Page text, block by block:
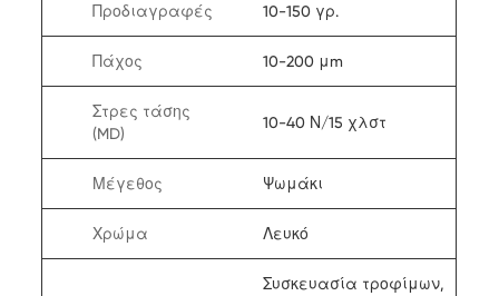
Προδιαγραφές 10-150 γρ.
Πάχος 10-200 μm
Στρες τάσης
(MD)
10-40 Ν/15 χλστ
Μέγεθος Ψωμάκι
Χρώμα Λευκό
Συσκευασία τροφίμων,